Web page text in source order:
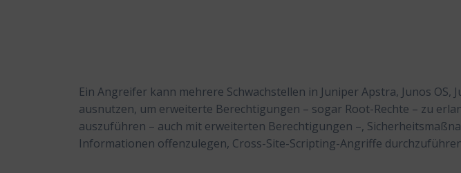
Ein Angreifer kann mehrere Schwachstellen in Juniper Apstra, Junos OS,
ausnutzen, um erweiterte Berechtigungen – sogar Root-Rechte – zu
auszuführen – auch mit erweiterten Berechtigungen –,
Informationen offenzulegen, Cross-Site-Scripting-Angriffe